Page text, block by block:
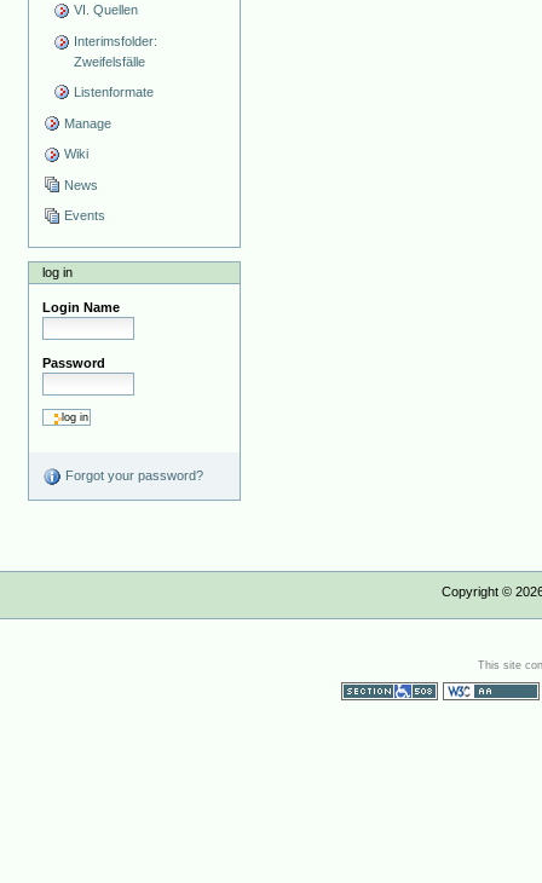
VI. Quellen
Interimsfolder:
Zweifelsfälle
Listenformate
Manage
Wiki
News
Events
log in
Login Name
Password
Forgot your password?
Copyright ©
This site